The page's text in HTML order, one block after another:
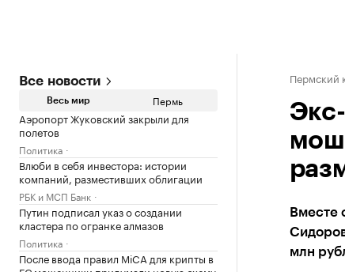
Все новости
Весь мир Пермь
Аэропорт Жуковский закрыли для
полетов
Политика
Влюби в себя инвестора: истории
компаний, разместивших облигации
РБК и МСП Банк
Путин подписал указ о создании
кластера по огранке алмазов
Политика
После ввода правил MiCA для крипты в
Пермский
Вместе
млн